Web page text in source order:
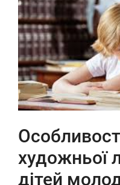
художньої
дітей